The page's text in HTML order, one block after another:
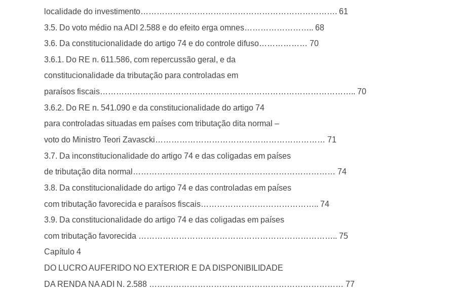
localidade do investimento………………………………………………………………. 61
3.5. Do voto médio na ADI 2.588 e do efeito erga omnes…………………….. 68
3.6. Da constitucionalidade do artigo 74 e do controle difuso……………… 70
3.6.1. Do RE n. 611.586, com repercussão geral, e da
constitucionalidade da tributação para controladas em
paraísos fiscais………………………………………………………………………………….. 70
3.6.2. Do RE n. 541.090 e da constitucionalidade do artigo 74
para controladas situadas em países com tributação dita normal –
voto do Ministro Teori Zavascki……………………………………………………… 71
3.7. Da inconstitucionalidade do artigo 74 e das coligadas em países
de tributação dita normal………………………………………………………………… 74
3.8. Da constitucionalidade do artigo 74 e das controladas em países
com tributação favorecida e paraísos fiscais…………………………………….. 74
3.9. Da constitucionalidade do artigo 74 e das coligadas em países
com tributação favorecida ……………………………………………………………….. 75
Capítulo 4
DO LUCRO AUFERIDO NO EXTERIOR E DA DISPONIBILIDADE
DA RENDA NA ADI N. 2.588 ……………………………………………………………… 77